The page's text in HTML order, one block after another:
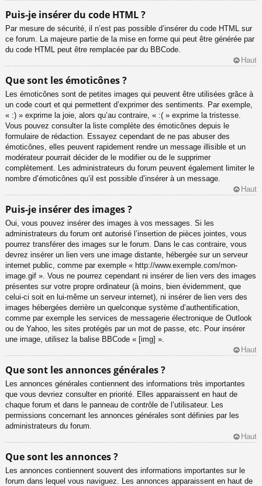
Puis-je insérer du code HTML ?
Par mesure de sécurité, il n’est pas possible d’insérer du code HTML sur
ce forum. La majeure partie de la mise en forme qui peut être générée par
du code HTML peut être remplacée par du BBCode.
Haut
Que sont les émoticônes ?
Les émoticônes sont de petites images qui peuvent être utilisées grâce à
un code court et qui permettent d’exprimer des sentiments. Par exemple,
« :) » exprime la joie, alors qu’au contraire, « :( » exprime la tristesse.
Vous pouvez consulter la liste complète des émoticônes depuis le
formulaire de rédaction. Essayez cependant de ne pas abuser des
émoticônes, elles peuvent rapidement rendre un message illisible et un
modérateur pourrait décider de le modifier ou de le supprimer
complètement. Les administrateurs du forum peuvent également limiter le
nombre d’émoticônes qu’il est possible d’insérer à un message.
Haut
Puis-je insérer des images ?
Oui, vous pouvez insérer des images à vos messages. Si les
administrateurs du forum ont autorisé l’insertion de pièces jointes, vous
pourrez transférer des images sur le forum. Dans le cas contraire, vous
devrez insérer un lien vers une image distante, hébergée sur un serveur
internet public, comme par exemple « http://www.exemple.com/mon-
image.gif ». Vous ne pourrez cependant ni insérer de lien vers des images
présentes sur votre propre ordinateur (à moins, bien évidemment, que
celui-ci soit en lui-même un serveur internet), ni insérer de lien vers des
images hébergées derrière un quelconque système d’authentification,
comme par exemple les services de messagerie électronique de Outlook
ou de Yahoo, les sites protégés par un mot de passe, etc. Pour insérer
une image, utilisez la balise BBCode « [img] ».
Haut
Que sont les annonces générales ?
Les annonces générales contiennent des informations très importantes
que vous devriez consulter en priorité. Elles apparaissent en haut de
chaque forum et dans le panneau de contrôle de l’utilisateur. Les
permissions concernant les annonces générales sont définies par les
administrateurs du forum.
Haut
Que sont les annonces ?
Les annonces contiennent souvent des informations importantes sur le
forum dans lequel vous naviguez. Les annonces apparaissent en haut de